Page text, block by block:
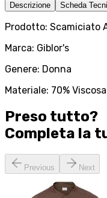
Descrizione Scheda
Prodotto: Scamiciato
Marca: Giblor's
Genere: Donna
Materiale: 70%
Preso tutto?
Completa la
Previous Next